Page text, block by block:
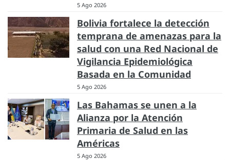
5 Ago 2026
Bolivia fortalece la detección
temprana de amenazas para la
salud con una Red Nacional de
Vigilancia Epidemiológica
Basada en la Comunidad
5 Ago 2026
Las Bahamas se unen a la
Alianza por la Atención
Primaria de Salud en las
Américas
5 Ago 2026